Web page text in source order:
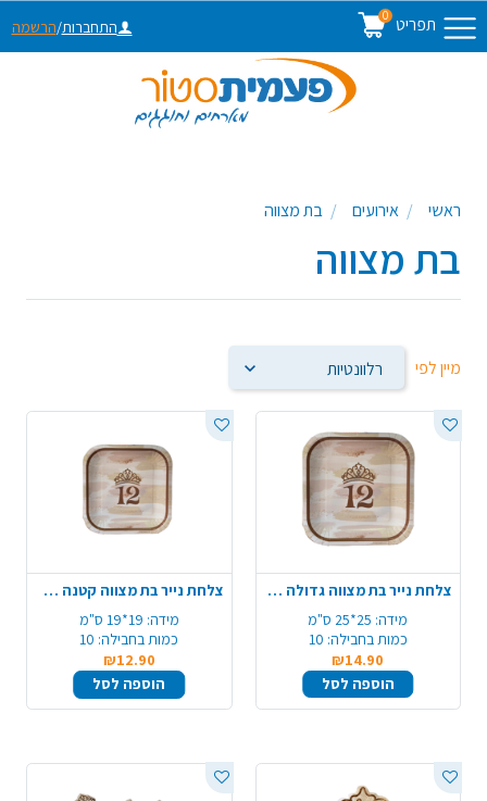
תפריט 0
התחברות/הרשמה
ראשי אירועים בת מצווה
בת מצווה
מיין לפי
צלחת נייר בת מצווה גדולה 10 יח' - חום ורוד בהיר
מידה: 25*25 ס"מ
כמות בחבילה: 10
₪14.90
הוספה לסל
צלחת נייר בת מצווה קטנה 10 יח' - חום ורוד בהיר
מידה: 19*19 ס"מ
כמות בחבילה: 10
₪12.90
הוספה לסל